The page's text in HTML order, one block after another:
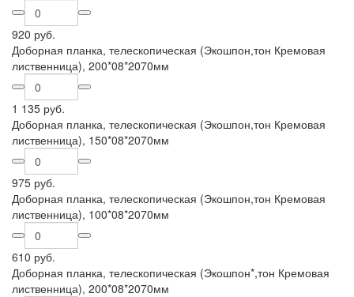
920 руб.
Доборная планка, телескопическая (Экошпон,тон Кремовая
лиственница), 200*08*2070мм
1 135 руб.
Доборная планка, телескопическая (Экошпон,тон Кремовая
лиственница), 150*08*2070мм
975 руб.
Доборная планка, телескопическая (Экошпон,тон Кремовая
лиственница), 100*08*2070мм
610 руб.
Доборная планка, телескопическая (Экошпон*,тон Кремовая
лиственница), 200*08*2070мм